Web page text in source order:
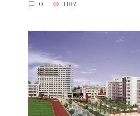
0 887